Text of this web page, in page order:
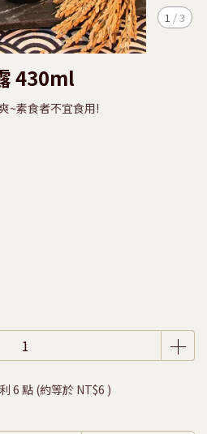
1 /3
430ml
~素食者不宜食用!
6 點 (約等於 NT$6 )